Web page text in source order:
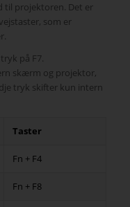
til projektoren. Det er
som er
på F7.
skærm og projektor,
tryk skifter kun intern
Taster
Fn + F4
Fn + F8